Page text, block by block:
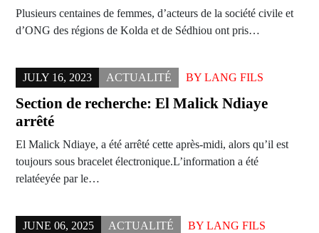
Plusieurs centaines de femmes, d’acteurs de la société civile et
d’ONG des régions de Kolda et de Sédhiou ont pris…
JULY 16, 2023 ACTUALITÉ BY LANG FILS
Section de recherche: El Malick Ndiaye
arrêté
El Malick Ndiaye, a été arrêté cette après-midi, alors qu’il est
toujours sous bracelet électronique.L’information a été
relatéeyée par le…
JUNE 06, 2025 ACTUALITÉ BY LANG FILS